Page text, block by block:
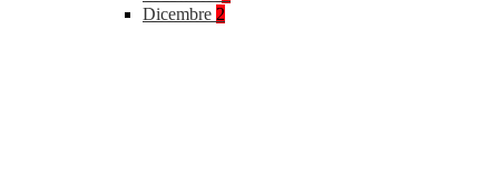
Dicembre 2